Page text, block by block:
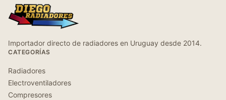
Importador directo de radiadores en Uruguay desde 2014.
CATEGORÍAS
Radiadores
Electroventiladores
Compresores